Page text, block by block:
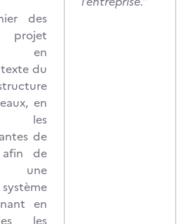
des
en
du
en
les
de
afin de
une
en
les